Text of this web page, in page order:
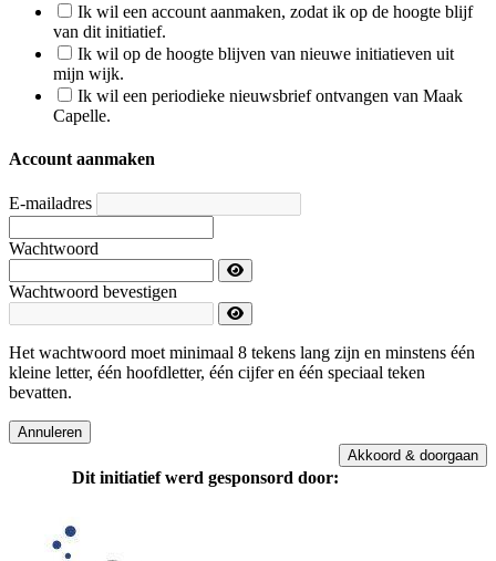
Ik wil een account aanmaken, zodat ik op de hoogte blijf
van dit initiatief.
Ik wil op de hoogte blijven van nieuwe initiatieven uit
mijn wijk.
Ik wil een periodieke nieuwsbrief ontvangen van Maak
Capelle.
Account aanmaken
E-mailadres
Wachtwoord
Wachtwoord bevestigen
Het wachtwoord moet minimaal 8 tekens lang zijn en minstens één
kleine letter, één hoofdletter, één cijfer en één speciaal teken
bevatten.
Akkoord & doorgaan
Dit initiatief werd gesponsord door: